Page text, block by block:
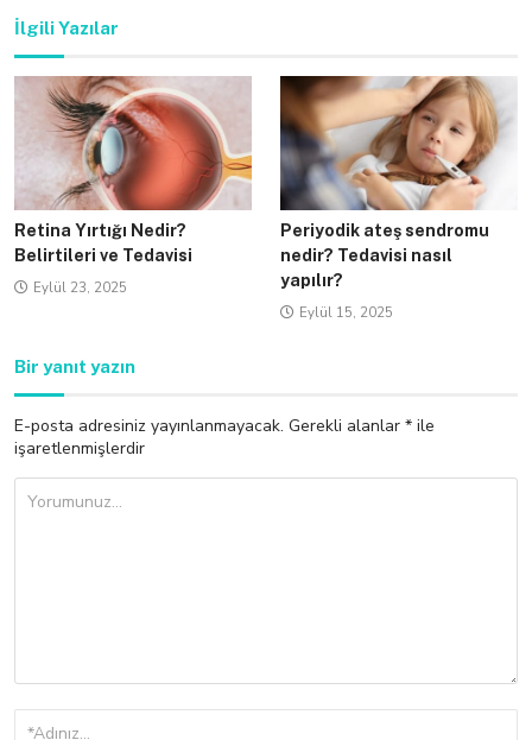
İlgili Yazılar
Retina Yırtığı Nedir?
Belirtileri ve Tedavisi
Eylül 23, 2025
Periyodik ateş sendromu
nedir? Tedavisi nasıl
yapılır?
Eylül 15, 2025
Bir yanıt yazın
E-posta adresiniz yayınlanmayacak. Gerekli alanlar * ile
işaretlenmişlerdir